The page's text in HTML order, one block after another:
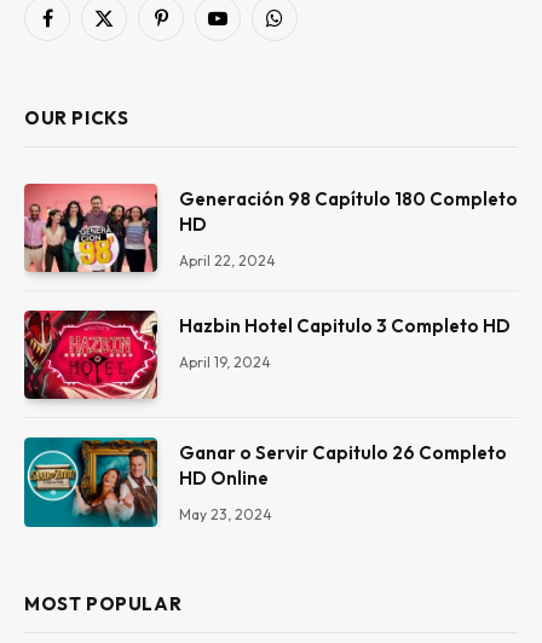
Facebook
X
PinterestYouTubeWhatsApp
OUR PICKS
Generación 98 Capítulo 180 Completo
HD
April 22, 2024
Hazbin Hotel Capitulo 3 Completo HD
April 19, 2024
Ganar o Servir Capitulo 26 Completo
HD Online
May 23, 2024
MOST POPULAR